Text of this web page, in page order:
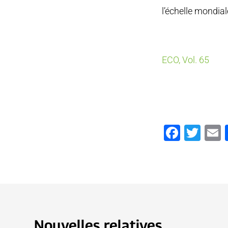
l’échelle
ECO, Vol. 65